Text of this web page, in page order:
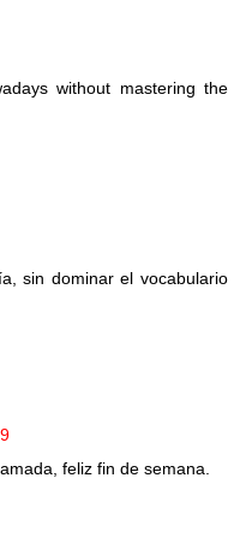
without mastering the
sin dominar el vocabulario
feliz fin de semana.